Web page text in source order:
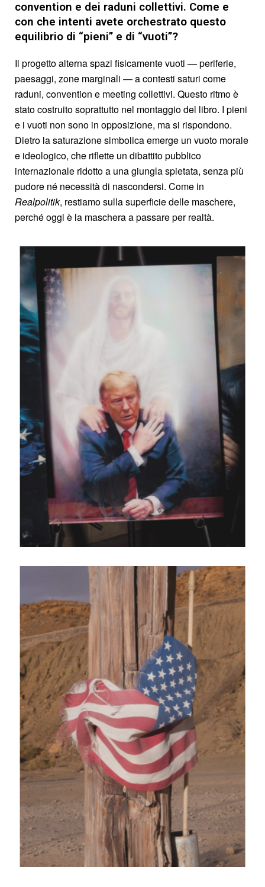
convention e dei raduni collettivi. Come e
con che intenti avete orchestrato questo
equilibrio di “pieni” e di “vuoti”?
Il progetto alterna spazi fisicamente vuoti — periferie,
paesaggi, zone marginali — a contesti saturi come
raduni, convention e meeting collettivi. Questo ritmo è
stato costruito soprattutto nel montaggio del libro. I pieni
e i vuoti non sono in opposizione, ma si rispondono.
Dietro la saturazione simbolica emerge un vuoto morale
e ideologico, che riflette un dibattito pubblico
internazionale ridotto a una giungla spietata, senza più
pudore né necessità di nascondersi. Come in
Realpolitik, restiamo sulla superficie delle maschere,
perché oggi è la maschera a passare per realtà.